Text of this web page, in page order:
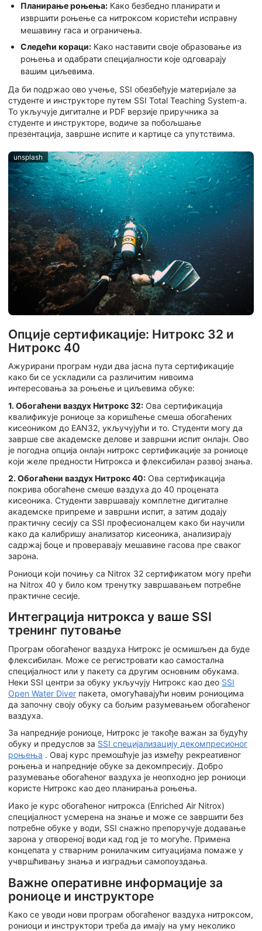
Планирање роњења: Како безбедно планирати и
извршити роњење са нитроксом користећи исправну
мешавину гаса и ограничења.
Следећи кораци: Како наставити своје образовање из
роњења и одабрати специјалности које одговарају
вашим циљевима.
Да би подржао ово учење, SSI обезбеђује материјале за
студенте и инструкторе путем SSI Total Teaching System-а.
То укључује дигиталне и PDF верзије приручника за
студенте и инструкторе, водиче за побољшање
презентација, завршне испите и картице са упутствима.
unsplash
Опције сертификације: Нитрокс 32 и
Нитрокс 40
Ажурирани програм нуди два јасна пута сертификације
како би се ускладили са различитим нивоима
интересовања за роњење и циљевима обуке:
1. Обогаћени ваздух Нитрокс 32: Ова сертификација
квалификује рониоце за коришћење смеша обогаћених
кисеоником до EAN32, укључујући и то. Студенти могу да
заврше све академске делове и завршни испит онлајн. Ово
је погодна опција онлајн нитрокс сертификације за рониоце
који желе предности Нитрокса и флексибилан развој знања.
2. Обогаћени ваздух Нитрокс 40: Ова сертификација
покрива обогаћене смеше ваздуха до 40 процената
кисеоника. Студенти завршавају комплетне дигиталне
академске припреме и завршни испит, а затим додају
практичну сесију са SSI професионалцем како би научили
како да калибришу анализатор кисеоника, анализирају
садржај боце и проверавају мешавине гасова пре сваког
зарона.
Рониоци који почињу са Nitrox 32 сертификатом могу прећи
на Nitrox 40 у било ком тренутку завршавањем потребне
практичне сесије.
Интеграција нитрокса у ваше SSI
тренинг путовање
Програм обогаћеног ваздуха Нитрокс је осмишљен да буде
флексибилан. Може се регистровати као самостална
специјалност или у пакету са другим основним обукама.
Неки SSI центри за обуку укључују Нитрокс као део SSI
Open Water Diver пакета, омогућавајући новим рониоцима
да започну своју обуку са бољим разумевањем обогаћеног
ваздуха.
За напредније рониоце, Нитрокс је такође важан за будућу
обуку и предуслов за SSI специјализацију декомпресионог
роњења . Овај курс премошћује јаз између рекреативног
роњења и напредније обуке за декомпресију. Добро
разумевање обогаћеног ваздуха је неопходно јер рониоци
користе Нитрокс као део планирања роњења.
Иако је курс обогаћеног нитрокса (Enriched Air Nitrox)
специјалност усмерена на знање и може се завршити без
потребне обуке у води, SSI снажно препоручује додавање
зарона у отвореној води кад год је то могуће. Примена
концепата у стварним ронилачким ситуацијама помаже у
учвршћивању знања и изградњи самопоуздања.
Важне оперативне информације за
рониоце и инструкторе
Како се уводи нови програм обогаћеног ваздуха нитроксом,
рониоци и инструктори треба да имају на уму неколико